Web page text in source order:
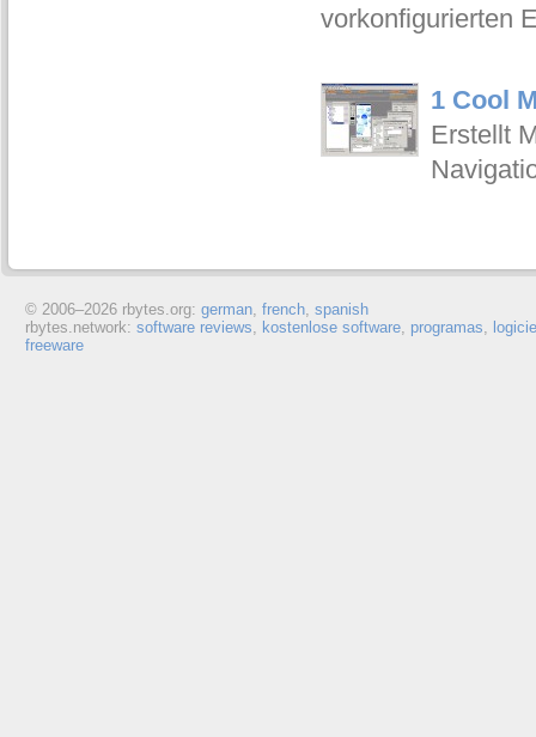
vorkonfigurierten
1 Cool
Erstellt
© 2006–2026 rbytes.org: german, french, spanish
rbytes.network: software reviews, kostenlose software, programas,
freeware